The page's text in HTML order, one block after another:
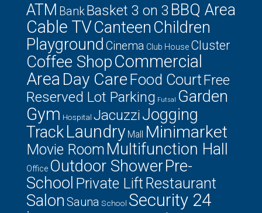
ATM BankBasket 3 on 3 BBQ Area
Cable TVCanteen Children
Playground Cinema Club House Cluster
Coffee ShopCommercial
Area Day Care Food CourtFree
Reserved Lot Parking Futsal Garden
Gym Hospital JacuzziJogging
TrackLaundry Mall Minimarket
Movie Room Multifunction Hall
Office Outdoor ShowerPre-
School Private Lift Restaurant
Salon Sauna School Security 24